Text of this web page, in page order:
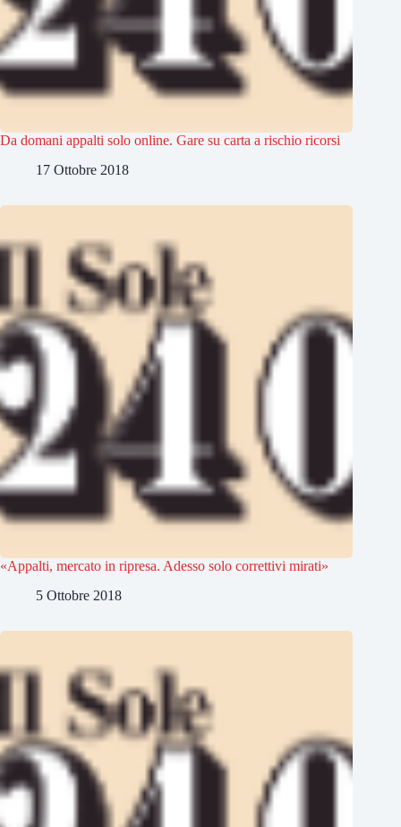
Da domani appalti solo online. Gare su carta a rischio ricorsi
17 Ottobre 2018
«Appalti, mercato in ripresa. Adesso solo correttivi mirati»
5 Ottobre 2018